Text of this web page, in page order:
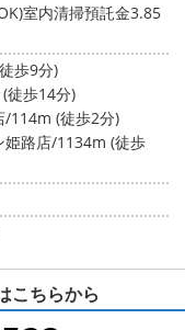
室内清掃預託金3.85
歩9分)
徒歩14分)
/114m (徒歩2分)
姫路店/1134m (徒歩
こちらから